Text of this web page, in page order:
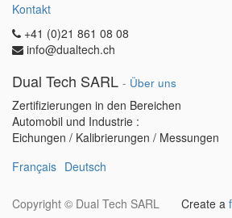
Kontakt
+41 (0)21 861 08 08
info@dualtech.ch
Dual Tech SARL - Über uns
Zertifizierungen in den Bereichen
Automobil und Industrie :
Eichungen / Kalibrierungen / Messungen
Français Deutsch
Create a
Copyright © Dual Tech SARL